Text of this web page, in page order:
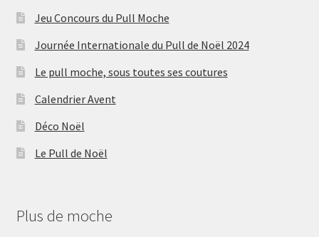
Jeu Concours du Pull Moche
Journée Internationale du Pull de Noël 2024
Le pull moche, sous toutes ses coutures
Calendrier Avent
Déco Noël
Le Pull de Noël
Plus de moche